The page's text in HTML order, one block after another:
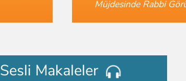
Müjdesinde Rabbi
Sesli Makaleler